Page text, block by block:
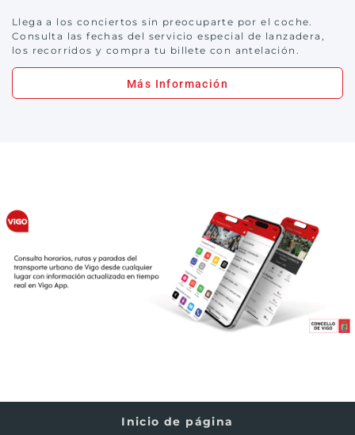
Llega a los conciertos sin preocuparte por el coche.
Consulta las fechas del servicio especial de lanzadera,
los recorridos y compra tu billete con antelación.
Más Información
Inicio de página